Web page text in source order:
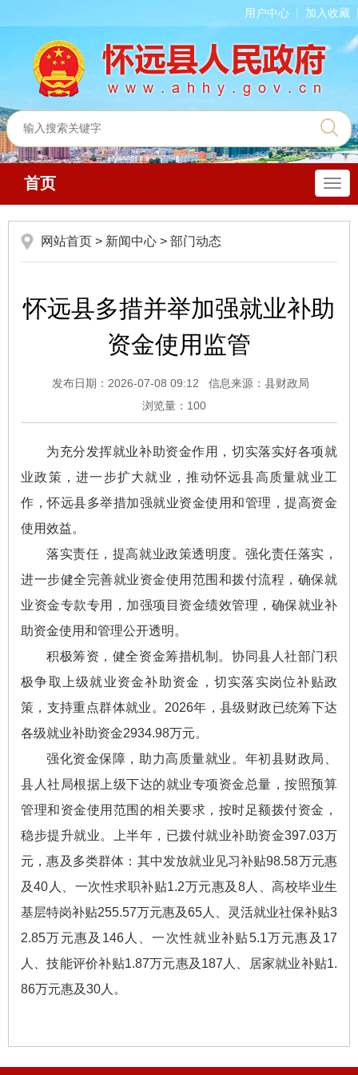
用户中心 加入收藏
导
航
首页
网站首页 > 新闻中心 > 部门动态
怀远县多措并举加强就业补助
资金使用监管
发布日期：2026-07-08 09:12
信息来源：县财政局
浏览量： 100
为充分发挥就业补助资金作用，切实落实好各项就
业政策，进一步扩大就业，推动怀远县高质量就业工
作，怀远县多举措加强就业资金使用和管理，提高资金
使用效益。
落实责任，提高就业政策透明度。强化责任落实，
进一步健全完善就业资金使用范围和拨付流程，确保就
业资金专款专用，加强项目资金绩效管理，确保就业补
助资金使用和管理公开透明。
积极筹资，健全资金筹措机制。协同县人社部门积
极争取上级就业资金补助资金，切实落实岗位补贴政
策，支持重点群体就业。2026年，县级财政已统筹下达
各级就业补助资金2934.98万元。
强化资金保障，助力高质量就业。年初县财政局、
县人社局根据上级下达的就业专项资金总量，按照预算
管理和资金使用范围的相关要求，按时足额拨付资金，
稳步提升就业。上半年，已拨付就业补助资金397.03万
元，惠及多类群体：其中发放就业见习补贴98.58万元惠
及40人、一次性求职补贴1.2万元惠及8人、高校毕业生
基层特岗补贴255.57万元惠及65人、灵活就业社保补贴3
2.85万元惠及146人、一次性就业补贴5.1万元惠及17
人、技能评价补贴1.87万元惠及187人、居家就业补贴1.
86万元惠及30人。